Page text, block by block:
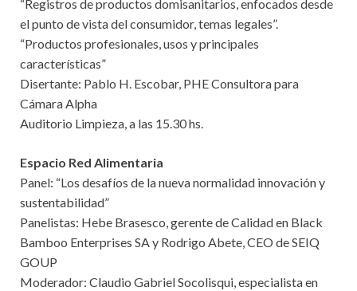
“Registros de productos domisanitarios, enfocados desde
el punto de vista del consumidor, temas legales”.
“Productos profesionales, usos y principales
características”
Disertante: Pablo H. Escobar, PHE Consultora para
Cámara Alpha
Auditorio Limpieza, a las 15.30 hs.
Espacio Red Alimentaria
Panel: “Los desafíos de la nueva normalidad innovación y
sustentabilidad”
Panelistas: Hebe Brasesco, gerente de Calidad en Black
Bamboo Enterprises SA y Rodrigo Abete, CEO de SEIQ
GOUP
Moderador: Claudio Gabriel Socolisqui, especialista en